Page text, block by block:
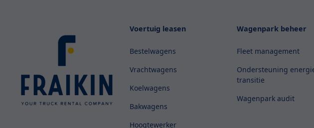
Voertuig leasen
Bestelwagens
Vrachtwagens
Koelwagens
Bakwagens
Hoogtewerker
Wagenpark beheer
Fleet management
Ondersteuning
transitie
Wagenpark audit